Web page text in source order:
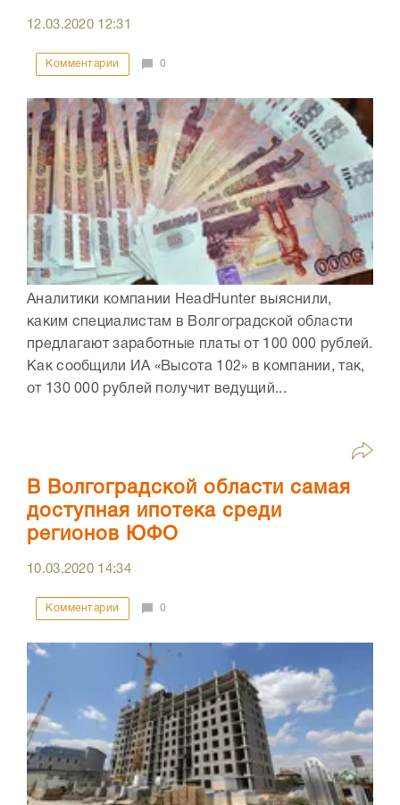
12.03.2020 12:31
Комментарии 0
Аналитики компании HeadHunter выяснили,
каким специалистам в Волгоградской области
предлагают заработные платы от 100 000 рублей.
Как сообщили ИА «Высота 102» в компании, так,
от 130 000 рублей получит ведущий...
В Волгоградской области самая
доступная ипотека среди
регионов ЮФО
10.03.2020 14:34
Комментарии 0